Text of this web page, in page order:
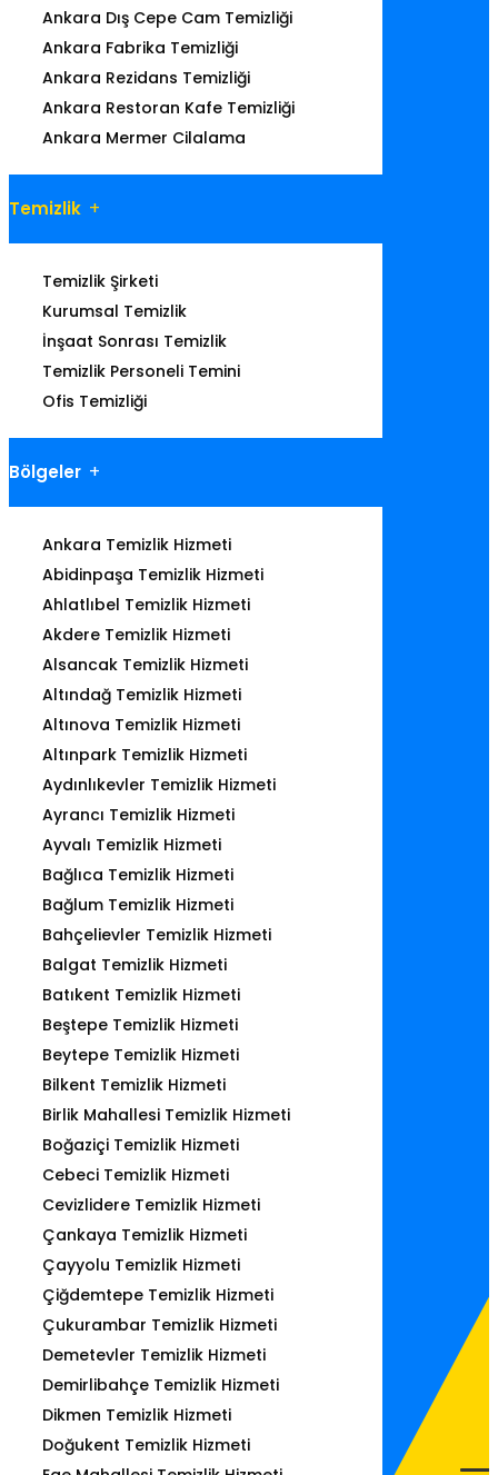
Ankara Dış Cepe Cam Temizliği
Ankara Fabrika Temizliği
Ankara Rezidans Temizliği
Ankara Restoran Kafe Temizliği
Ankara Mermer Cilalama
Temizlik
Temizlik Şirketi
Kurumsal Temizlik
İnşaat Sonrası Temizlik
Temizlik Personeli Temini
Ofis Temizliği
Bölgeler
Ankara Temizlik Hizmeti
Abidinpaşa Temizlik Hizmeti
Ahlatlıbel Temizlik Hizmeti
Akdere Temizlik Hizmeti
Alsancak Temizlik Hizmeti
Altındağ Temizlik Hizmeti
Altınova Temizlik Hizmeti
Altınpark Temizlik Hizmeti
Aydınlıkevler Temizlik Hizmeti
Ayrancı Temizlik Hizmeti
Ayvalı Temizlik Hizmeti
Bağlıca Temizlik Hizmeti
Bağlum Temizlik Hizmeti
Bahçelievler Temizlik Hizmeti
Balgat Temizlik Hizmeti
Batıkent Temizlik Hizmeti
Beştepe Temizlik Hizmeti
Beytepe Temizlik Hizmeti
Bilkent Temizlik Hizmeti
Birlik Mahallesi Temizlik Hizmeti
Boğaziçi Temizlik Hizmeti
Cebeci Temizlik Hizmeti
Cevizlidere Temizlik Hizmeti
Çankaya Temizlik Hizmeti
Çayyolu Temizlik Hizmeti
Çiğdemtepe Temizlik Hizmeti
Çukurambar Temizlik Hizmeti
Demetevler Temizlik Hizmeti
Demirlibahçe Temizlik Hizmeti
Dikmen Temizlik Hizmeti
Doğukent Temizlik Hizmeti